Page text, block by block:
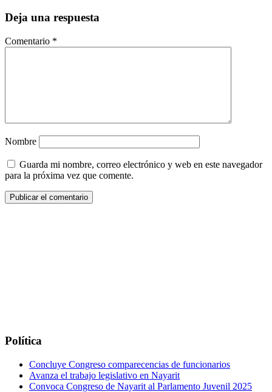
Deja una respuesta
Comentario *
Nombre
Guarda mi nombre, correo electrónico y web en este navegador
para la próxima vez que comente.
Política
Concluye Congreso comparecencias de funcionarios
Avanza el trabajo legislativo en Nayarit
Convoca Congreso de Nayarit al Parlamento Juvenil 2025